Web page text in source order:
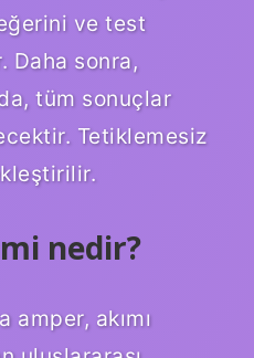
ve test
Daha sonra,
tüm sonuçlar
Tetiklemesiz
nedir?
akımı